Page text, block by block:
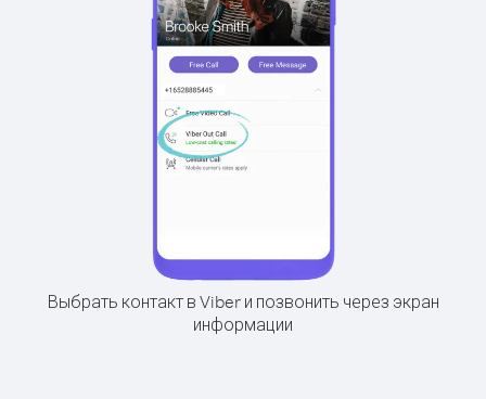
Выбрать контакт в Viber и позвонить через экран
информации